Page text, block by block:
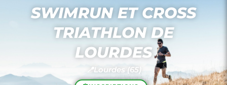
SWIMRUN ET CROSS
TRIATHLON DE
LOURDES
📍Lourdes (65)